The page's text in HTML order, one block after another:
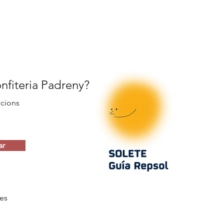
Padreny?